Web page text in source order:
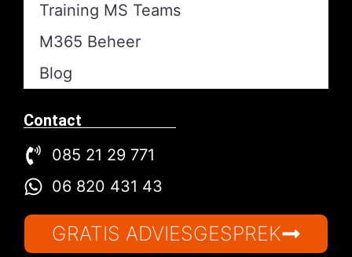
Training MS Teams
M365 Beheer
Blog
Contact
085 21 29 771
06 820 431 43
GRATIS ADVIESGESPREK